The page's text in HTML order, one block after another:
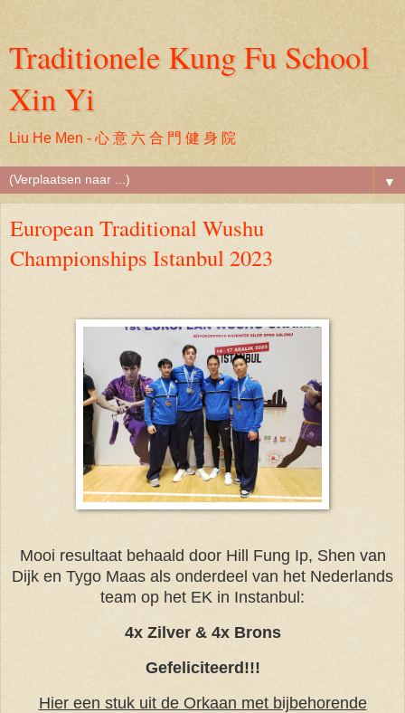
Traditionele Kung Fu School
Xin Yi
Liu He Men - 心 意 六 合 門 健 身 院
▼
European Traditional Wushu
Championships Istanbul 2023
Mooi resultaat behaald door Hill Fung Ip, Shen van
Dijk en Tygo Maas als onderdeel van het Nederlands
team op het EK in Instanbul:
4x Zilver & 4x Brons
Gefeliciteerd!!!
Hier een stuk uit de Orkaan met bijbehorende